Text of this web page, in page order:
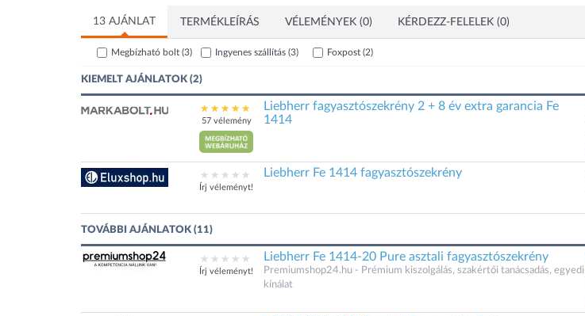
13 AJÁNLAT TERMÉKLEÍRÁS VÉLEMÉNYEK (0) KÉRDEZZ-FELELEK (0)
Megbízható bolt (3) Ingyenes szállítás (3) Foxpost (2)
KIEMELT AJÁNLATOK (2)
57 vélemény
Liebherr fagyasztószekrény 2 + 8 év extra garancia Fe
1414
Írj véleményt!
Liebherr Fe 1414 fagyasztószekrény
TOVÁBBI AJÁNLATOK (11)
Írj véleményt!
Liebherr Fe 1414-20 Pure asztali fagyasztószekrény
Premiumshop24.hu - Prémium kiszolgálás, szakértői tanácsadás, egyedi
kínálat